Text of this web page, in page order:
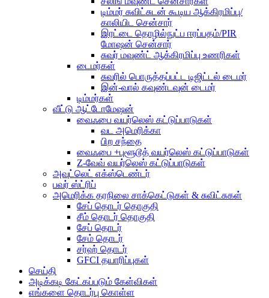
டிம்மர் சுவிட்சுடன் கூடிய ஆக்கிரமிப்பு/
காலியிட சென்சார்
இரட்டை தொழில்நுட்ப ஈரப்பதம்/PIR
மோஷன் சென்சார்
சுவர் மவுண்ட் ஆக்கிரமிப்பு உணரிகள்
டைமர்கள்
சுவரில் பொருத்தப்பட்ட டிஜிட்டல் டைமர்
இன்-வால் கவுண்டவுன் டைமர்
டிம்மர்கள்
வீட்டு ஆட்டோமேஷன்
வைஃபை வயர்லெஸ் கட்டுப்பாடுகள்
வட அமெரிக்கா
பிற சந்தை
வைஃபை +புளூடூத் வயர்லெஸ் கட்டுப்பாடுகள்
Z-வேவ் வயர்லெஸ் கட்டுப்பாடுகள்
அவுட்லெட் எக்ஸ்டெண்டர்
பவர் ஸ்ட்ரிப்
அமெரிக்க தரநிலை சாக்கெட்டுகள் & சுவிட்சுகள்
சேப் தொடர் தொகுதி
சீம் தொடர் தொகுதி
சேப் தொடர்
சேம் தொடர்
சர்ஹ் தொடர்
GFCI தயாரிப்புகள்
செய்தி
அடிக்கடி கேட்கப்படும் கேள்விகள்
எங்களை தொடர்பு கொள்ள